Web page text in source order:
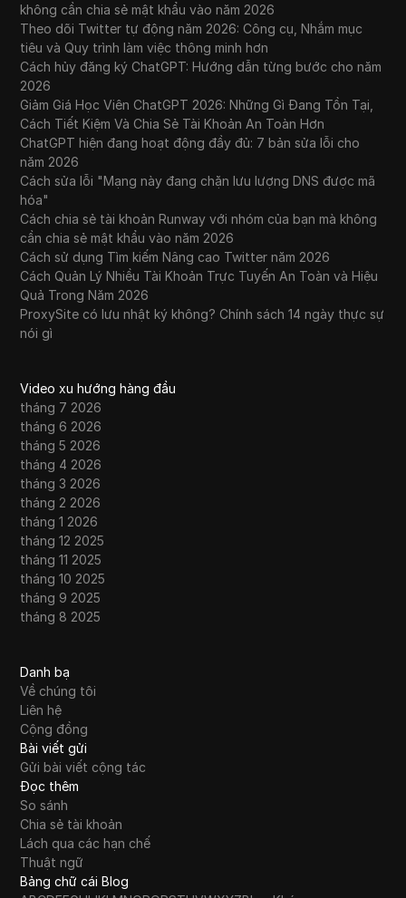
không cần chia sẻ mật khẩu vào năm 2026
Theo dõi Twitter tự động năm 2026: Công cụ, Nhắm mục
tiêu và Quy trình làm việc thông minh hơn
Cách hủy đăng ký ChatGPT: Hướng dẫn từng bước cho năm
2026
Giảm Giá Học Viên ChatGPT 2026: Những Gì Đang Tồn Tại,
Cách Tiết Kiệm Và Chia Sẻ Tài Khoản An Toàn Hơn
ChatGPT hiện đang hoạt động đầy đủ: 7 bản sửa lỗi cho
năm 2026
Cách sửa lỗi "Mạng này đang chặn lưu lượng DNS được mã
hóa"
Cách chia sẻ tài khoản Runway với nhóm của bạn mà không
cần chia sẻ mật khẩu vào năm 2026
Cách sử dụng Tìm kiếm Nâng cao Twitter năm 2026
Cách Quản Lý Nhiều Tài Khoản Trực Tuyến An Toàn và Hiệu
Quả Trong Năm 2026
ProxySite có lưu nhật ký không? Chính sách 14 ngày thực sự
nói gì
Video xu hướng hàng đầu
tháng 7 2026
tháng 6 2026
tháng 5 2026
tháng 4 2026
tháng 3 2026
tháng 2 2026
tháng 1 2026
tháng 12 2025
tháng 11 2025
tháng 10 2025
tháng 9 2025
tháng 8 2025
Danh bạ
Về chúng tôi
Liên hệ
Cộng đồng
Bài viết gửi
Gửi bài viết cộng tác
Đọc thêm
So sánh
Chia sẻ tài khoản
Lách qua các hạn chế
Thuật ngữ
Bảng chữ cái Blog